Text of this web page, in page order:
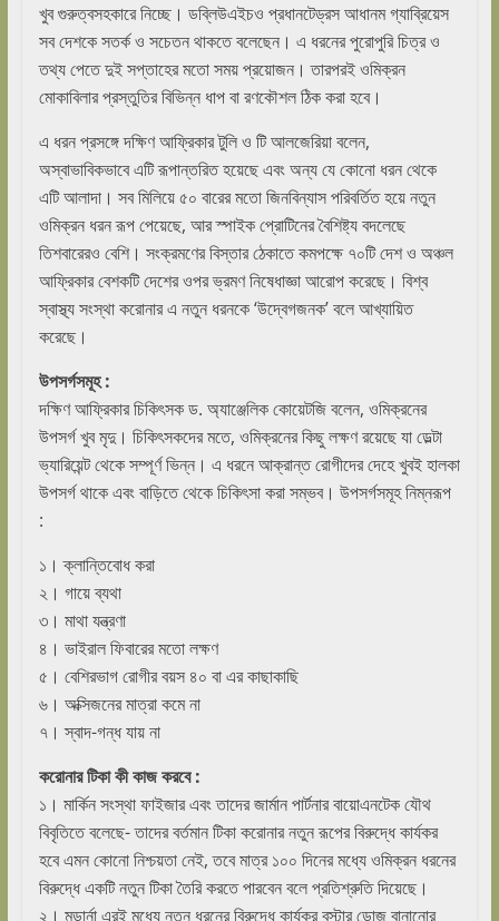
খুব গুরুত্বসহকারে নিচ্ছে। ডব্লিউএইচও প্রধানটেড্রস আধানম গ্যাব্রিয়েস
সব দেশকে সতর্ক ও সচেতন থাকতে বলেছেন। এ ধরনের পুরোপুরি চিত্র ও
তথ্য পেতে দুই সপ্তাহের মতো সময় প্রয়োজন। তারপরই ওমিক্রন
মোকাবিলার প্রস্তুতির বিভিন্ন ধাপ বা রণকৌশল ঠিক করা হবে।
এ ধরন প্রসঙ্গে দক্ষিণ আফ্রিকার টুলি ও টি আলজেরিয়া বলেন,
অস্বাভাবিকভাবে এটি রূপান্তরিত হয়েছে এবং অন্য যে কোনো ধরন থেকে
এটি আলাদা। সব মিলিয়ে ৫০ বারের মতো জিনবিন্যাস পরিবর্তিত হয়ে নতুন
ওমিক্রন ধরন রূপ পেয়েছে, আর স্পাইক প্রোটিনের বৈশিষ্ট্য বদলেছে
তিশবারেরও বেশি। সংক্রমণের বিস্তার ঠেকাতে কমপক্ষে ৭০টি দেশ ও অঞ্চল
আফ্রিকার বেশকটি দেশের ওপর ভ্রমণ নিষেধাজ্ঞা আরোপ করেছে। বিশ্ব
স্বাস্থ্য সংস্থা করোনার এ নতুন ধরনকে ‘উদ্বেগজনক’ বলে আখ্যায়িত
করেছে।
উপসর্গসমূহ :
দক্ষিণ আফ্রিকার চিকিৎসক ড. অ্যাঞ্জেলিক কোয়েটজি বলেন, ওমিক্রনের
উপসর্গ খুব মৃদু। চিকিৎসকদের মতে, ওমিক্রনের কিছু লক্ষণ রয়েছে যা ডেল্টা
ভ্যারিয়েন্ট থেকে সম্পূর্ণ ভিন্ন। এ ধরনে আক্রান্ত রোগীদের দেহে খুবই হালকা
উপসর্গ থাকে এবং বাড়িতে থেকে চিকিৎসা করা সম্ভব। উপসর্গসমূহ নিম্নরূপ
:
১। ক্লান্তিবোধ করা
২। গায়ে ব্যথা
৩। মাথা যন্ত্রণা
৪। ভাইরাল ফিবারের মতো লক্ষণ
৫। বেশিরভাগ রোগীর বয়স ৪০ বা এর কাছাকাছি
৬। অক্সিজনের মাত্রা কমে না
৭। স্বাদ-গন্ধ যায় না
করোনারটিকাকীকাজকরবে :
১। মার্কিন সংস্থা ফাইজার এবং তাদের জার্মান পার্টনার বায়োএনটেক যৌথ
বিবৃতিতে বলেছে- তাদের বর্তমান টিকা করোনার নতুন রূপের বিরুদ্ধে কার্যকর
হবে এমন কোনো নিশ্চয়তা নেই, তবে মাত্র ১০০ দিনের মধ্যে ওমিক্রন ধরনের
বিরুদ্ধে একটি নতুন টিকা তৈরি করতে পারবেন বলে প্রতিশ্রুতি দিয়েছে।
২। মডার্না এরই মধ্যে নতুন ধরনের বিরুদ্ধে কার্যকর বুস্টার ডোজ বানানোর